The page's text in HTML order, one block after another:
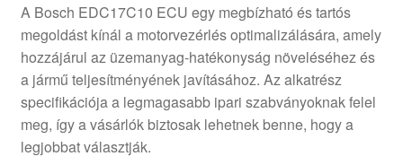
Rólunk
Saját fiókom
Szállítás
A Bosch EDC17C10 ECU egy megbízható és tartós
megoldást kínál a motorvezérlés optimalizálására, amely
hozzájárul az üzemanyag-hatékonyság növeléséhez és
a jármű teljesítményének javításához. Az alkatrész
specifikációja a legmagasabb ipari szabványoknak felel
meg, így a vásárlók biztosak lehetnek benne, hogy a
legjobbat választják.